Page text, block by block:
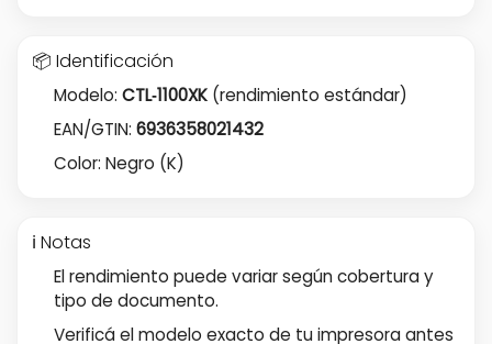
📦 Identificación
Modelo: CTL‑1100XK(rendimiento estándar)
EAN/GTIN: 6936358021432
Color: Negro (K)
ℹ️ Notas
El rendimiento puede variar según cobertura y
tipo de documento.
Verificá el modelo exacto de tu impresora antes